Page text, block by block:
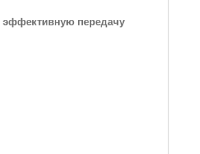
эффективную передачу